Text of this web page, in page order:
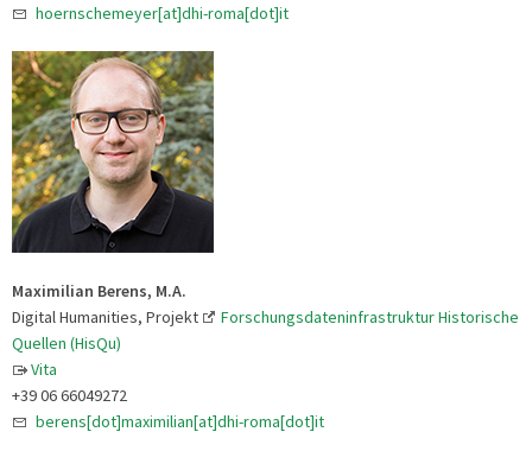
hoernschemeyer[at]dhi-roma[dot]it
Maximilian Berens, M.A.
Digital Humanities, Projekt
Forschungsdateninfrastruktur Historische
Quellen (HisQu)
Vita
+39 06 66049272
berens[dot]maximilian[at]dhi-roma[dot]it